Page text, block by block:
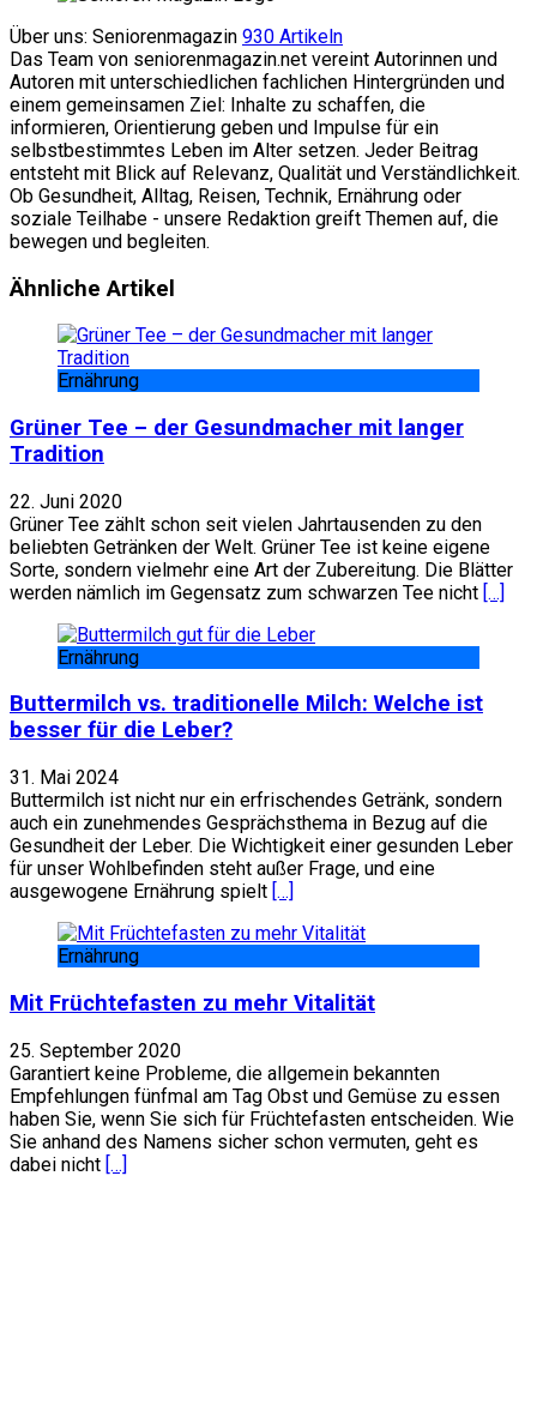
Über uns: Seniorenmagazin 930 Artikeln
Das Team von seniorenmagazin.net vereint Autorinnen und
Autoren mit unterschiedlichen fachlichen Hintergründen und
einem gemeinsamen Ziel: Inhalte zu schaffen, die
informieren, Orientierung geben und Impulse für ein
selbstbestimmtes Leben im Alter setzen. Jeder Beitrag
entsteht mit Blick auf Relevanz, Qualität und Verständlichkeit.
Ob Gesundheit, Alltag, Reisen, Technik, Ernährung oder
soziale Teilhabe - unsere Redaktion greift Themen auf, die
bewegen und begleiten.
Ähnliche Artikel
Ernährung
Grüner Tee – der Gesundmacher mit langer
Tradition
22. Juni 2020
Grüner Tee zählt schon seit vielen Jahrtausenden zu den
beliebten Getränken der Welt. Grüner Tee ist keine eigene
Sorte, sondern vielmehr eine Art der Zubereitung. Die Blätter
werden nämlich im Gegensatz zum schwarzen Tee nicht […]
Ernährung
Buttermilch vs. traditionelle Milch: Welche ist
besser für die Leber?
31. Mai 2024
Buttermilch ist nicht nur ein erfrischendes Getränk, sondern
auch ein zunehmendes Gesprächsthema in Bezug auf die
Gesundheit der Leber. Die Wichtigkeit einer gesunden Leber
für unser Wohlbefinden steht außer Frage, und eine
ausgewogene Ernährung spielt […]
Ernährung
Mit Früchtefasten zu mehr Vitalität
25. September 2020
Garantiert keine Probleme, die allgemein bekannten
Empfehlungen fünfmal am Tag Obst und Gemüse zu essen
haben Sie, wenn Sie sich für Früchtefasten entscheiden. Wie
Sie anhand des Namens sicher schon vermuten, geht es
dabei nicht […]